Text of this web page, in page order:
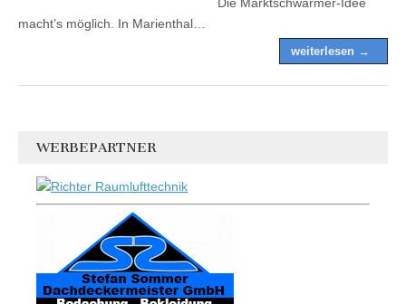
macht’s möglich. In Marienthal…
weiterlesen →
WERBEPARTNER